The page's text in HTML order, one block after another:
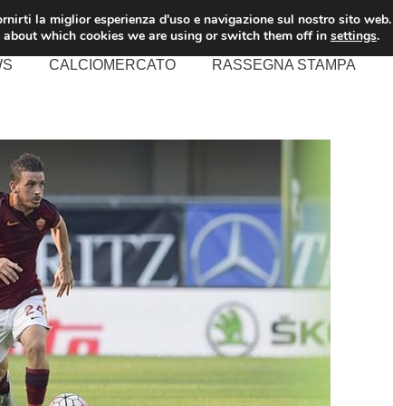
CALCIOMERCATO RASSEGNA STAMPA
la miglior esperienza d'uso e navigazione sul nostro sito web.
about which cookies we are using or switch them off in settings.